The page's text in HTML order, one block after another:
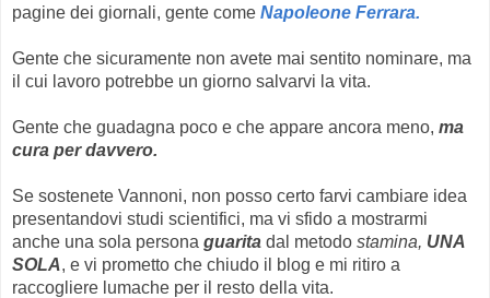
pagine dei giornali, gente come Napoleone Ferrara.
Gente che sicuramente non avete mai sentito nominare, ma
il cui lavoro potrebbe un giorno salvarvi la vita.
Gente che guadagna poco e che appare ancora meno, ma
cura per davvero.
Se sostenete Vannoni, non posso certo farvi cambiare idea
presentandovi studi scientifici, ma vi sfido a mostrarmi
anche una sola persona guarita dal metodo stamina, UNA
SOLA, e vi prometto che chiudo il blog e mi ritiro a
raccogliere lumache per il resto della vita.